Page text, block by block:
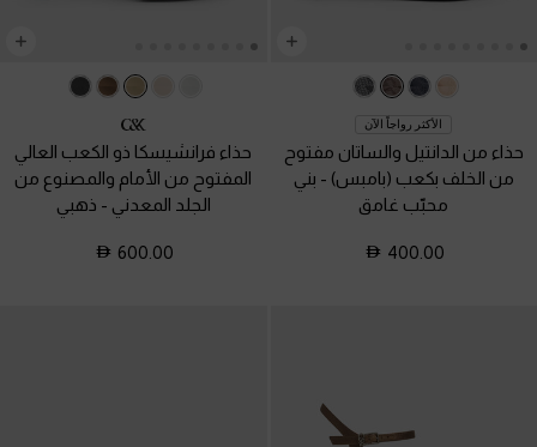
الأكثر رواجاً الآن
حذاء من الدانتيل والساتان مفتوح
من الخلف بكعب (بامبس) - بني
محبّب غامق
400.00
حذاء فرانشيسكا ذو الكعب العالي
المفتوح من الأمام والمصنوع من
الجلد المعدني - ذهبي
600.00